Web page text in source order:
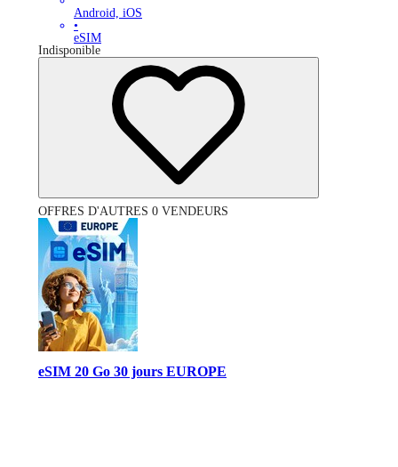
Android, iOS
•
eSIM
Indisponible
OFFRES D'AUTRES 0 VENDEURS
eSIM 20 Go 30 jours EUROPE